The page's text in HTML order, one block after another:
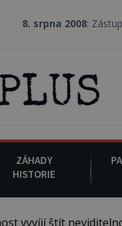
2008: Zástupce šerifa v
ZÁHADY
HISTORIE
vyvíjí štít